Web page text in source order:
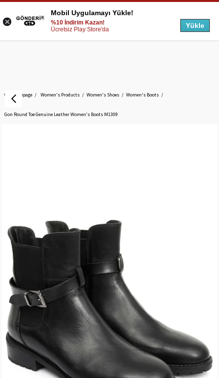
Homepage Women's Products Women's Shoes Women's Boots
Gon Round Toe Genuine Leather Women's Boots M1309
Mobil Uygulamayı Yükle!
%10 İndirim Kazan!
Ücretsiz Play Store'da
Yükle